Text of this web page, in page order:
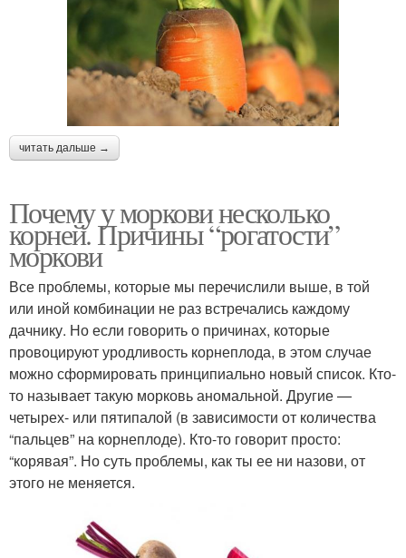
читать дальше →
Почему у моркови несколько
корней. Причины “рогатости”
моркови
Все проблемы, которые мы перечислили выше, в той
или иной комбинации не раз встречались каждому
дачнику. Но если говорить о причинах, которые
провоцируют уродливость корнеплода, в этом случае
можно сформировать принципиально новый список. Кто-
то называет такую морковь аномальной. Другие —
четырех- или пятипалой (в зависимости от количества
“пальцев” на корнеплоде). Кто-то говорит просто:
“корявая”. Но суть проблемы, как ты ее ни назови, от
этого не меняется.